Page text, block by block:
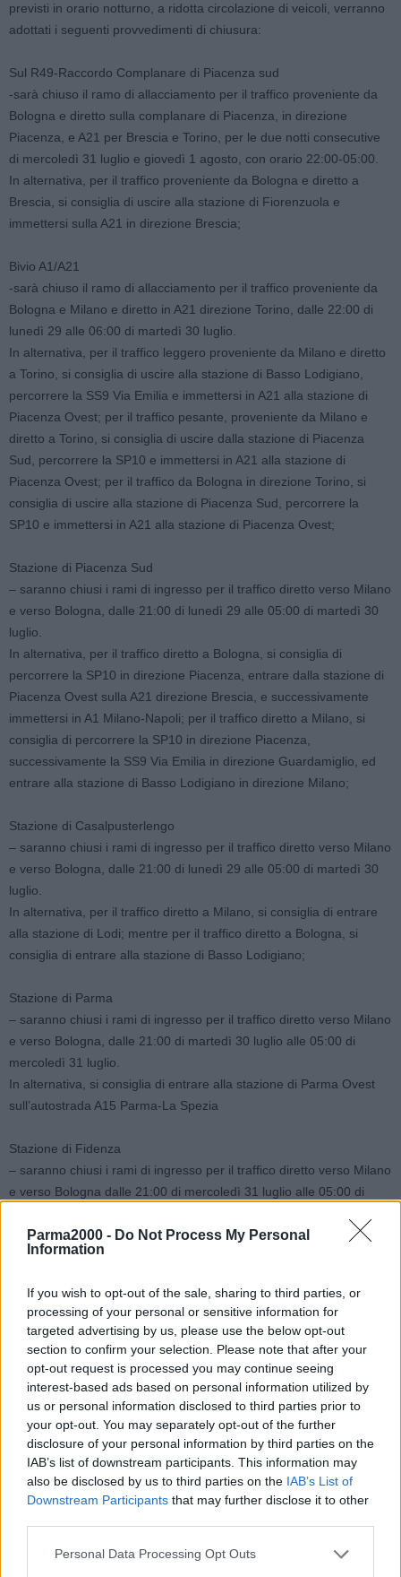
Parma2000 - Do Not Process My Personal
Information
If you wish to opt-out of the sale, sharing to third parties, or
processing of your personal or sensitive information for
targeted advertising by us, please use the below opt-out
section to confirm your selection. Please note that after your
opt-out request is processed you may continue seeing
interest-based ads based on personal information utilized by
us or personal information disclosed to third parties prior to
your opt-out. You may separately opt-out of the further
disclosure of your personal information by third parties on the
IAB’s list of downstream participants. This information may
also be disclosed by us to third parties on the IAB’s List of
Downstream Participants that may further disclose it to other
Personal Data Processing Opt Outs
previsti in orario notturno, a ridotta circolazione di veicoli, verranno
adottati i seguenti provvedimenti di chiusura:
Sul R49-Raccordo Complanare di Piacenza sud
-sarà chiuso il ramo di allacciamento per il traffico proveniente da
Bologna e diretto sulla complanare di Piacenza, in direzione
Piacenza, e A21 per Brescia e Torino, per le due notti consecutive
di mercoledì 31 luglio e giovedì 1 agosto, con orario 22:00-05:00.
In alternativa, per il traffico proveniente da Bologna e diretto a
Brescia, si consiglia di uscire alla stazione di Fiorenzuola e
immettersi sulla A21 in direzione Brescia;
Bivio A1/A21
-sarà chiuso il ramo di allacciamento per il traffico proveniente da
Bologna e Milano e diretto in A21 direzione Torino, dalle 22:00 di
lunedì 29 alle 06:00 di martedì 30 luglio.
In alternativa, per il traffico leggero proveniente da Milano e diretto
a Torino, si consiglia di uscire alla stazione di Basso Lodigiano,
percorrere la SS9 Via Emilia e immettersi in A21 alla stazione di
Piacenza Ovest; per il traffico pesante, proveniente da Milano e
diretto a Torino, si consiglia di uscire dalla stazione di Piacenza
Sud, percorrere la SP10 e immettersi in A21 alla stazione di
Piacenza Ovest; per il traffico da Bologna in direzione Torino, si
consiglia di uscire alla stazione di Piacenza Sud, percorrere la
SP10 e immettersi in A21 alla stazione di Piacenza Ovest;
Stazione di Piacenza Sud
– saranno chiusi i rami di ingresso per il traffico diretto verso Milano
e verso Bologna, dalle 21:00 di lunedì 29 alle 05:00 di martedì 30
luglio.
In alternativa, per il traffico diretto a Bologna, si consiglia di
percorrere la SP10 in direzione Piacenza, entrare dalla stazione di
Piacenza Ovest sulla A21 direzione Brescia, e successivamente
immettersi in A1 Milano-Napoli; per il traffico diretto a Milano, si
consiglia di percorrere la SP10 in direzione Piacenza,
successivamente la SS9 Via Emilia in direzione Guardamiglio, ed
entrare alla stazione di Basso Lodigiano in direzione Milano;
Stazione di Casalpusterlengo
– saranno chiusi i rami di ingresso per il traffico diretto verso Milano
e verso Bologna, dalle 21:00 di lunedì 29 alle 05:00 di martedì 30
luglio.
In alternativa, per il traffico diretto a Milano, si consiglia di entrare
alla stazione di Lodi; mentre per il traffico diretto a Bologna, si
consiglia di entrare alla stazione di Basso Lodigiano;
Stazione di Parma
– saranno chiusi i rami di ingresso per il traffico diretto verso Milano
e verso Bologna, dalle 21:00 di martedì 30 luglio alle 05:00 di
mercoledì 31 luglio.
In alternativa, si consiglia di entrare alla stazione di Parma Ovest
sull’autostrada A15 Parma-La Spezia
Stazione di Fidenza
– saranno chiusi i rami di ingresso per il traffico diretto verso Milano
e verso Bologna dalle 21:00 di mercoledì 31 luglio alle 05:00 di
In alternativa, per il traffico diretto a Bologna, si consiglia di entrare
alla stazione di Parma Ovest sull’autostrada A15 Parma-La Spezia
a Milano, si consiglia di entrare alla stazione di Fiorenzuola;
Sarà inoltre chiusa l’area di servizio “Somaglia Est” sulla A1 Milano-
Napoli, in direzione Milano, dalle 20:00 di mercoledì 31 luglio alle
05:00 di giovedì 01 agosto.
*****
Chiuso per le due notti di martedì 30 e mercoledì 31 luglio, dalle
22:00 alle 06:00, il tratto del Raccordo di Casalecchio tra
previsti in orario notturno, a ridotta circolazione di veicoli. In